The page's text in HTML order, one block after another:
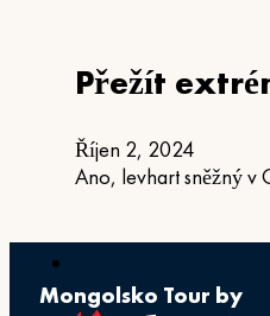
Přežít
Říjen 2, 2024
Ano, levhart sněžný v
Mongolsko Tour by